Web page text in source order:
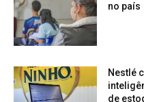
no país
Nestlé
de